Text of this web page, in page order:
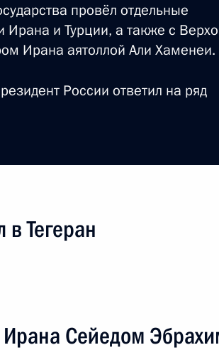
с Ираном
дороги Решт – Астара
Ирана Эбрахимом Раиси
Ирана Эбрахимом Раиси
провёл отдельные
Ирана и Турции, а также с
Ирана аятоллой Али Хаменеи.
России ответил на ряд
Тегеран
Ирана Сейедом